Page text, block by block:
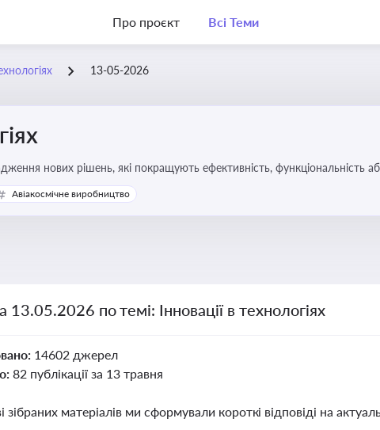
Про проєкт Всі Теми
13-05-2026
нових рішень, які покращують ефективність, функціональність
та його використання
Авіакосмічне виробництво
13.05.2026 по темі: Інновації в технологіях
14602 джерел
82 публікації за 13 травня
зібраних матеріалів ми сформували короткі відповіді на